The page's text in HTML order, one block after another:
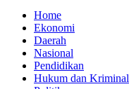
Home
Ekonomi
Daerah
Nasional
Pendidikan
Hukum dan Kriminal